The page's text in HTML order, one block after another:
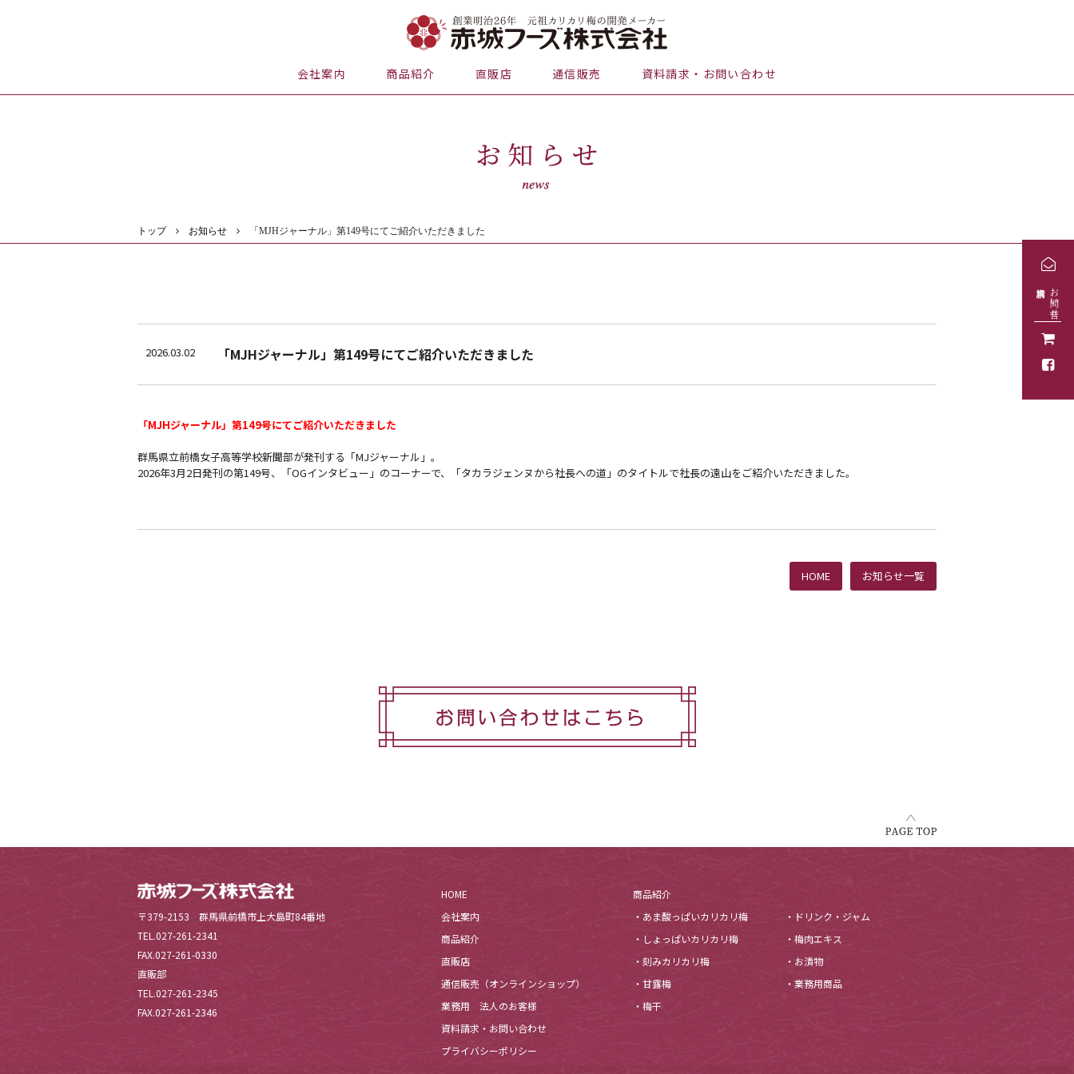
会社案内 商品紹介 直販店 通信販売 資料請求・お問い合わせ
トップ お知らせ 「MJHジャーナル」第149号にてご紹介いただきました
2026.03.02 「MJHジャーナル」第149号にてご紹介いただきました
「MJHジャーナル」第149号にてご紹介いただきました
群馬県立前橋女子高等学校新聞部が発刊する「MJジャーナル」。
2026年3月2日発刊の第149号、「OGインタビュー」のコーナーで、「タカラジェンヌから社長への道」のタイトルで社長の遠山をご紹介いただきました。
お知らせ一覧
HOME
〒379-2153 群馬県前橋市上大島町84番地
TEL.027-261-2341
FAX.027-261-0330
直販部
TEL.027-261-2345
FAX.027-261-2346
HOME
会社案内
商品紹介
直販店
通信販売（オンラインショップ）
業務用 法人のお客様
資料請求・お問い合わせ
プライバシーポリシー
商品紹介
・あま酸っぱいカリカリ梅
・しょっぱいカリカリ梅
・刻みカリカリ梅
・甘露梅
・梅干
・ドリンク・ジャム
・梅肉エキス
・お漬物
・業務用商品
お問い合せ